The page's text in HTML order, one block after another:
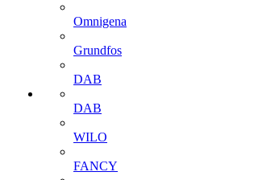
Omnigena
Grundfos
DAB
DAB
WILO
FANCY